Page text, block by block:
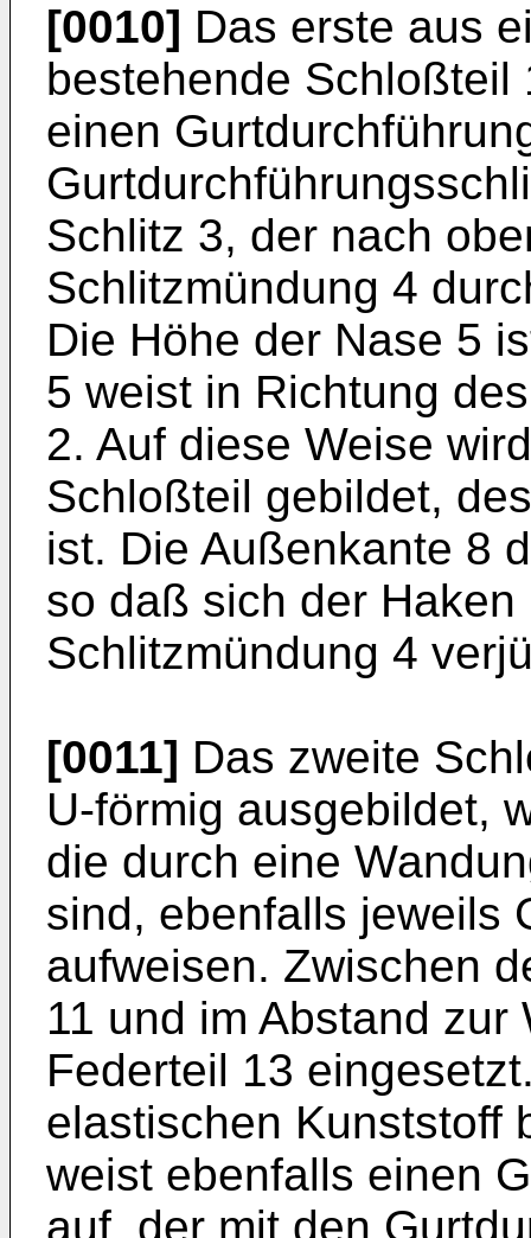
[0010] Das erste aus
bestehende Schloßteil
einen
Schlitz 3, der nach
Schlitzmündung 4
Die Höhe der Nase 5
5 weist in Richtung
2. Auf diese Weise
Schloßteil gebildet,
ist. Die Außenkante 8
so daß sich der
Schlitzmündung 4
[0011] Das zweite
U-förmig ausgebildet,
die durch eine
sind, ebenfalls jeweils
aufweisen. Zwischen
11 und im Abstand
Federteil 13
elastischen Kunststoff
weist ebenfalls einen
auf, der mit den